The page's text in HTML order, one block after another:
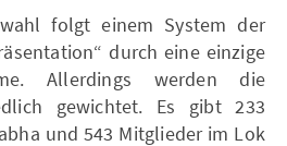
folgt einem System der
durch eine einzige
Allerdings werden die
gewichtet. Es gibt 233
und 543 Mitglieder im Lok